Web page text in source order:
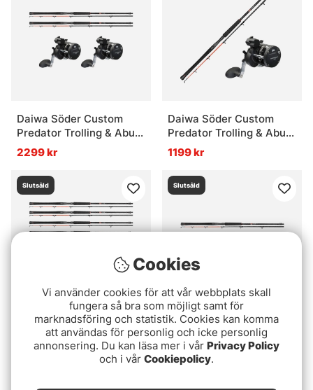
Daiwa Söder Custom
Predator Trolling & Abu
Garcia Cardinal Combo
2-Pack
2299 kr
Daiwa Söder Custom
Predator Trolling & Abu
Garcia Cardinal Combo
1199 kr
Slutsåld
Daiwa Söder Custom
Predator Trolling & Abu
Garcia Cardinal Combo
Slutsåld
Daiwa Söder Custom
Predator Trolling &
Okuma Convector LC
2699 kr
Cookies
Vi använder cookies för att vår webbplats skall
fungera så bra som möjligt samt för
marknadsföring och statistik. Cookies kan komma
att användas för personlig och icke personlig
annonsering. Du kan läsa mer i vår Privacy Policy
och i vår Cookiepolicy.